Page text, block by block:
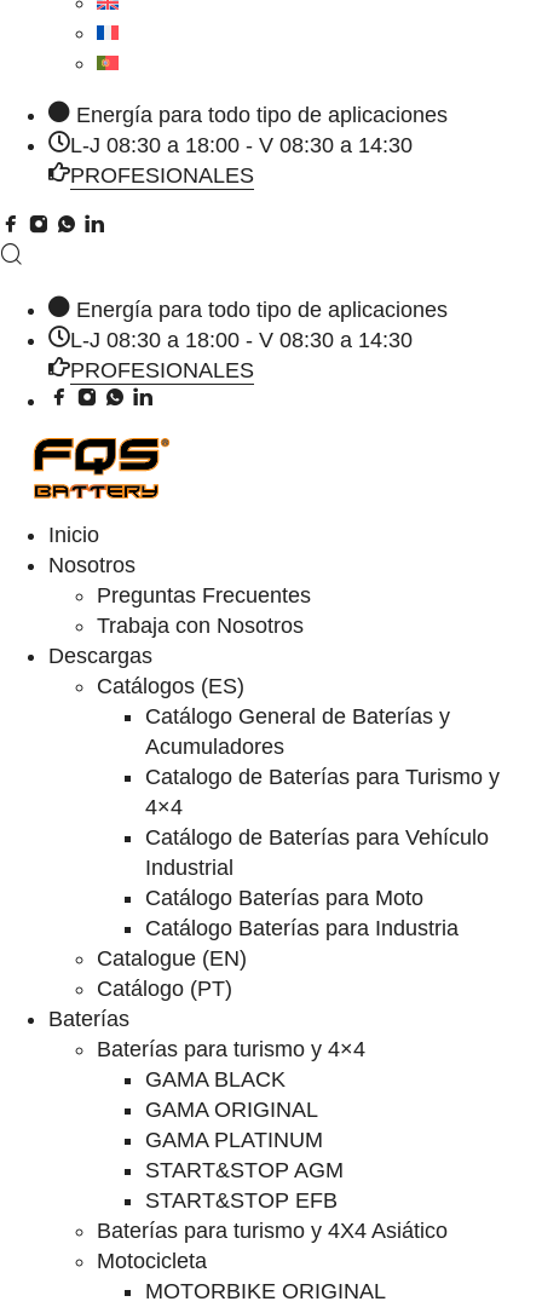
Energía para todo tipo de aplicaciones
L-J 08:30 a 18:00 - V 08:30 a 14:30
PROFESIONALES
Energía para todo tipo de aplicaciones
L-J 08:30 a 18:00 - V 08:30 a 14:30
PROFESIONALES
Inicio
Nosotros
Preguntas Frecuentes
Trabaja con Nosotros
Descargas
Catálogos (ES)
Catálogo General de Baterías y
Acumuladores
Catalogo de Baterías para Turismo y
4×4
Catálogo de Baterías para Vehículo
Industrial
Catálogo Baterías para Moto
Catálogo Baterías para Industria
Catalogue (EN)
Catálogo (PT)
Baterías
Baterías para turismo y 4×4
GAMA BLACK
GAMA ORIGINAL
GAMA PLATINUM
START&STOP AGM
START&STOP EFB
Baterías para turismo y 4X4 Asiático
Motocicleta
MOTORBIKE ORIGINAL